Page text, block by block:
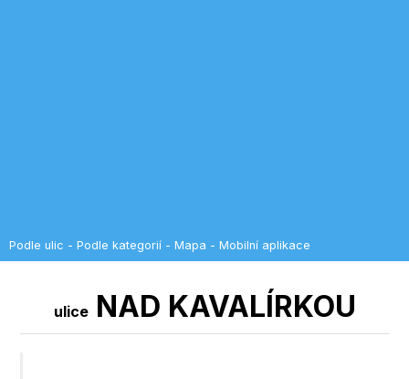
Podle ulic - Podle kategorií - Mapa - Mobilní aplikace
uliceNAD KAVALÍRKOU